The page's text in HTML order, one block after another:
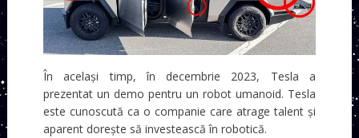
În același timp, în decembrie 2023, Tesla a
prezentat un demo pentru un robot umanoid. Tesla
este cunoscută ca o companie care atrage talent și
aparent dorește să investească în robotică.